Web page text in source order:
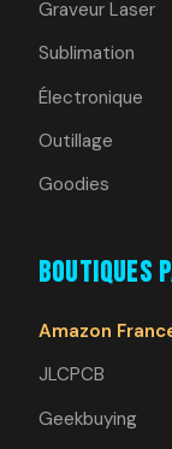
Graveur Laser
Sublimation
Électronique
Outillage
Goodies
Boutiques
Amazon
JLCPCB
Geekbuying